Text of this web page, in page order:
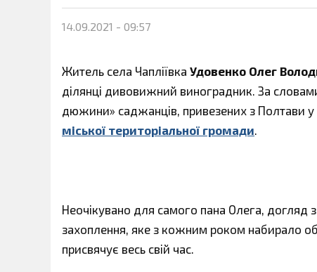
14.09.2021 - 09:57
Житель села Чапліївка Удовенко Олег
ділянці дивовижний виноградник. За
дюжини» саджанців, привезених з Полтави у
міської територіальної громади.
Неочікувано для самого пана Олега,
захоплення, яке з кожним роком набирало
присвячує весь свій час.